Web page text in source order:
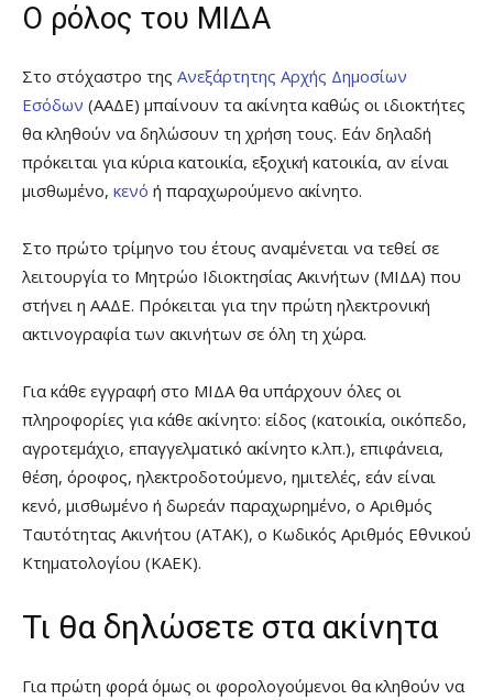
Ο ρόλος του ΜΙΔΑ
Στο στόχαστρο της Ανεξάρτητης Αρχής Δημοσίων
Εσόδων (ΑΑΔΕ) μπαίνουν τα ακίνητα καθώς οι ιδιοκτήτες
θα κληθούν να δηλώσουν τη χρήση τους. Εάν δηλαδή
πρόκειται για κύρια κατοικία, εξοχική κατοικία, αν είναι
μισθωμένο, κενό ή παραχωρούμενο ακίνητο.
Στο πρώτο τρίμηνο του έτους αναμένεται να τεθεί σε
λειτουργία το Μητρώο Ιδιοκτησίας Ακινήτων (ΜΙΔΑ) που
στήνει η ΑΑΔΕ. Πρόκειται για την πρώτη ηλεκτρονική
ακτινογραφία των ακινήτων σε όλη τη χώρα.
Για κάθε εγγραφή στο ΜΙΔΑ θα υπάρχουν όλες οι
πληροφορίες για κάθε ακίνητο: είδος (κατοικία, οικόπεδο,
αγροτεμάχιο, επαγγελματικό ακίνητο κ.λπ.), επιφάνεια,
θέση, όροφος, ηλεκτροδοτούμενο, ημιτελές, εάν είναι
κενό, μισθωμένο ή δωρεάν παραχωρημένο, ο Αριθμός
Ταυτότητας Ακινήτου (ΑΤΑΚ), ο Κωδικός Αριθμός Εθνικού
Κτηματολογίου (ΚΑΕΚ).
Τι θα δηλώσετε στα ακίνητα
Για πρώτη φορά όμως οι φορολογούμενοι θα κληθούν να